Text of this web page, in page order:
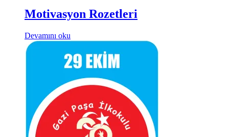
Motivasyon Rozetleri
Devamını oku